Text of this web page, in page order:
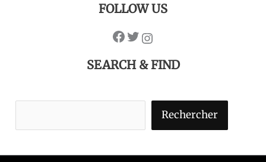
FOLLOW US
SEARCH & FIND
Rechercher